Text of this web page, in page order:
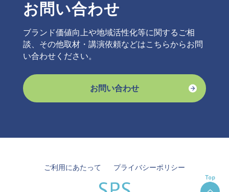
お問い合わせ
ブランド価値向上や地域活性化等に関するご相
談、その他取材・講演依頼などはこちらからお問
い合わせください。
お問い合わせ
ご利用にあたって プライバシーポリシー